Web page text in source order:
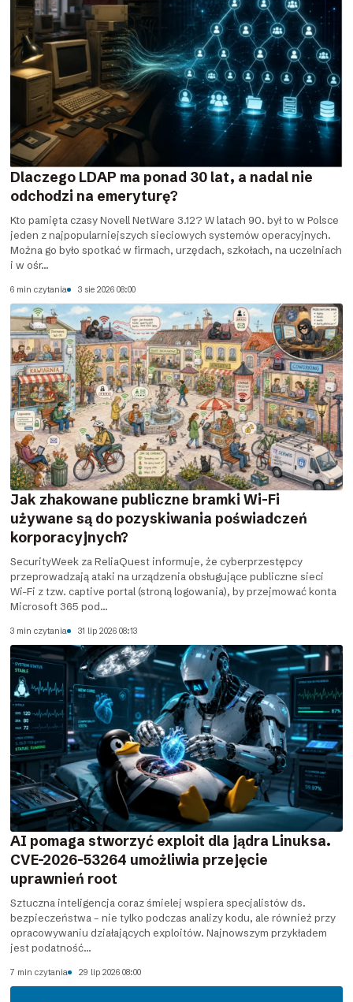
Dlaczego LDAP ma ponad 30 lat, a nadal nie
odchodzi na emeryturę?
Kto pamięta czasy Novell NetWare 3.12? W latach 90. był to w Polsce
jeden z najpopularniejszych sieciowych systemów operacyjnych.
Można go było spotkać w firmach, urzędach, szkołach, na uczelniach
i w ośr...
6 min czytania 3 sie 2026 08:00
Jak zhakowane publiczne bramki Wi-Fi
używane są do pozyskiwania poświadczeń
korporacyjnych?
SecurityWeek za ReliaQuest informuje, że cyberprzestępcy
przeprowadzają ataki na urządzenia obsługujące publiczne sieci
Wi-Fi z tzw. captive portal (stroną logowania), by przejmować konta
Microsoft 365 pod...
3 min czytania 31 lip 2026 08:13
AI pomaga stworzyć exploit dla jądra Linuksa.
CVE-2026-53264 umożliwia przejęcie
uprawnień root
Sztuczna inteligencja coraz śmielej wspiera specjalistów ds.
bezpieczeństwa – nie tylko podczas analizy kodu, ale również przy
opracowywaniu działających exploitów. Najnowszym przykładem
jest podatność...
7 min czytania 29 lip 2026 08:00